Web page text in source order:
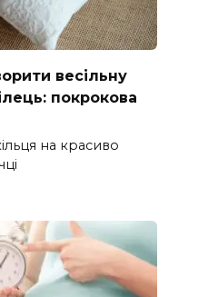
весільну
покрокова
на красиво